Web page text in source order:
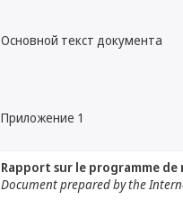
Основной текст документа
Приложение 1
Rapport sur le programme de
Document prepared by the